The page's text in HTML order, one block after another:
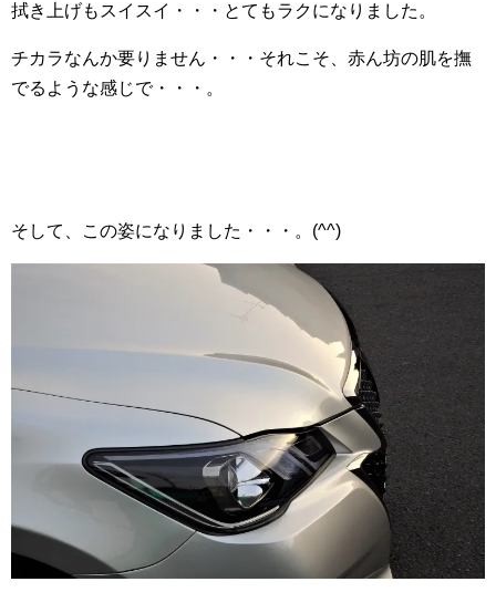
拭き上げもスイスイ・・・とてもラクになりました。
チカラなんか要りません・・・それこそ、赤ん坊の肌を撫
でるような感じで・・・。
そして、この姿になりました・・・。(^^)